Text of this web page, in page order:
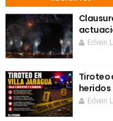
Edwin
Tiroteo
heridos
Edwin